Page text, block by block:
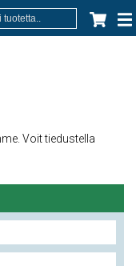
Voit tiedustella